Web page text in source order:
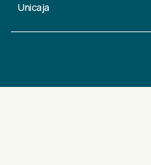
Unicaja